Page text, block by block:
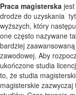
Praca magisterska
drodze do uzyskania
wyższych, który
one często nazywane
bardziej
zawodowej. Aby
ukończone studia
to, że studia
magisterskie